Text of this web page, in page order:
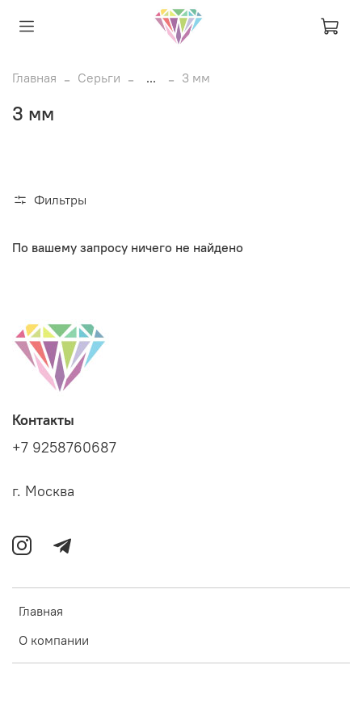
Главная Серьги ... 3 мм
3 мм
Фильтры
По вашему запросу ничего не найдено
Главная
О компании
Контакты
+7 9258760687
г. Москва